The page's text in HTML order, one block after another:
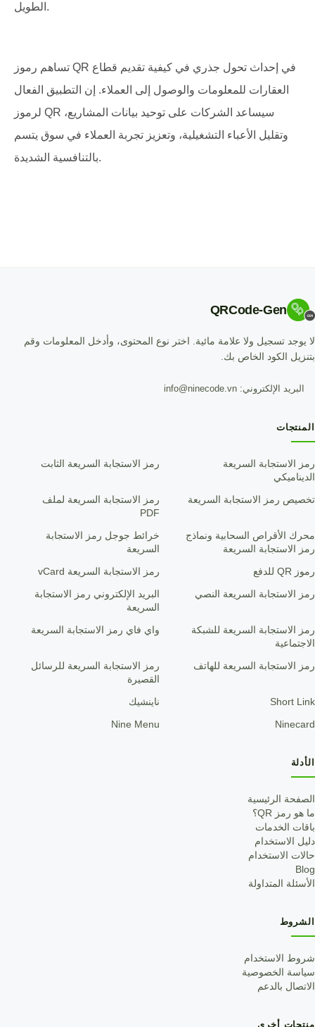
الطويل.
تساهم رموز QR في إحداث تحول جذري في كيفية تقديم قطاع
العقارات للمعلومات والوصول إلى العملاء. إن التطبيق الفعال
لرموز QR سيساعد الشركات على توحيد بيانات المشاريع،
وتقليل الأعباء التشغيلية، وتعزيز تجربة العملاء في سوق يتسم
بالتنافسية الشديدة.
QRCode-Gen
لا يوجد تسجيل ولا علامة مائية. اختر نوع المحتوى، وأدخل المعلومات وقم
بتنزيل الكود الخاص بك.
البريد الإلكتروني: info@ninecode.vn
المنتجات
رمز الاستجابة السريعة
الديناميكي
رمز الاستجابة السريعة الثابت
تخصيص رمز الاستجابة السريعة
رمز الاستجابة السريعة لملف
PDF
محرك الأقراص السحابية ونماذج
رمز الاستجابة السريعة
خرائط جوجل رمز الاستجابة
السريعة
رموز QR للدفع رمز الاستجابة السريعة vCard
رمز الاستجابة السريعة النصي
البريد الإلكتروني رمز الاستجابة
السريعة
رمز الاستجابة السريعة للشبكة
الاجتماعية
واي فاي رمز الاستجابة السريعة
رمز الاستجابة السريعة للهاتف
رمز الاستجابة السريعة للرسائل
القصيرة
Short Link ناينشيك
Ninecard
Nine Menu
الأدلة
الصفحة الرئيسية
ما هو رمز QR؟
باقات الخدمات
دليل الاستخدام
حالات الاستخدام
Blog
الأسئلة المتداولة
الشروط
شروط الاستخدام
سياسة الخصوصية
الاتصال بالدعم
منتجات أخرى